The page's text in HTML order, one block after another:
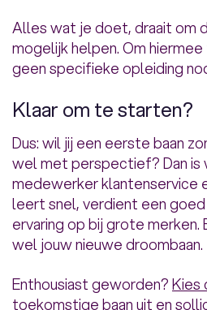
Alles wat je doet, draait om
mogelijk helpen. Om
geen specifieke opleiding
Klaar om te starten?
Dus: wil jij een eerste baan
wel met perspectief? Dan is
medewerker klantenservice
leert snel, verdient een
ervaring op bij grote
wel jouw nieuwe droombaan.
Enthousiast geworden?Kies
toekomstige baan uit en